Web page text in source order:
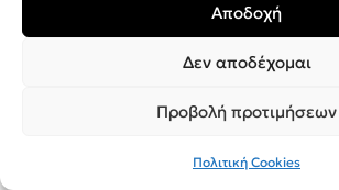
Αποδοχή
Δεν αποδέχομαι
Προβολή προτιμήσεων
Πολιτική Cookies
BOSCH Βραστήρας
35,00€